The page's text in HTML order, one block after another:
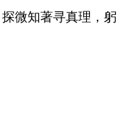
探微知著寻真理，躬